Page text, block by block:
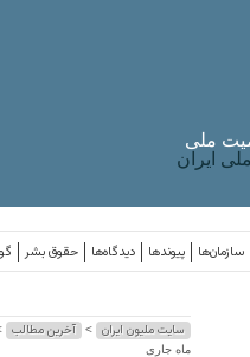
ملی
ایران
حقوق بشر دیدگاه‌ها پیوندها سازمان‌ها
سایت ملیون ایران > آخرین مطالب
ماه جاری